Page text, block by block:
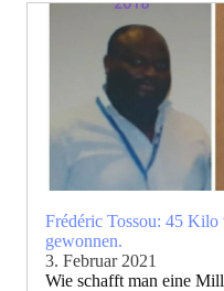
Frédéric Tossou: 45
gewonnen.
3. Februar 2021
Wie schafft man eine